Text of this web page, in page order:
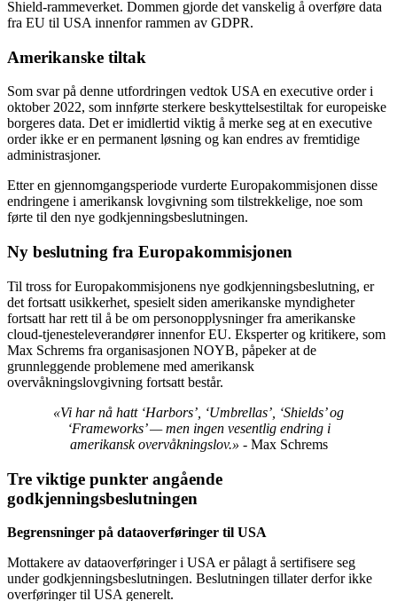
Shield-rammeverket. Dommen gjorde det vanskelig å overføre data
fra EU til USA innenfor rammen av GDPR.
Amerikanske tiltak
Som svar på denne utfordringen vedtok USA en executive order i
oktober 2022, som innførte sterkere beskyttelsestiltak for europeiske
borgeres data. Det er imidlertid viktig å merke seg at en executive
order ikke er en permanent løsning og kan endres av fremtidige
administrasjoner.
Etter en gjennomgangsperiode vurderte Europakommisjonen disse
endringene i amerikansk lovgivning som tilstrekkelige, noe som
førte til den nye godkjenningsbeslutningen.
Ny beslutning fra Europakommisjonen
Til tross for Europakommisjonens nye godkjenningsbeslutning, er
det fortsatt usikkerhet, spesielt siden amerikanske myndigheter
fortsatt har rett til å be om personopplysninger fra amerikanske
cloud-tjenesteleverandører innenfor EU. Eksperter og kritikere, som
Max Schrems fra organisasjonen NOYB, påpeker at de
grunnleggende problemene med amerikansk
overvåkningslovgivning fortsatt består.
«Vi har nå hatt ‘Harbors’, ‘Umbrellas’, ‘Shields’ og
‘Frameworks’ — men ingen vesentlig endring i
amerikansk overvåkningslov.» - Max Schrems
Tre viktige punkter angående
godkjenningsbeslutningen
Begrensninger på dataoverføringer til USA
Mottakere av dataoverføringer i USA er pålagt å sertifisere seg
under godkjenningsbeslutningen. Beslutningen tillater derfor ikke
overføringer til USA generelt.